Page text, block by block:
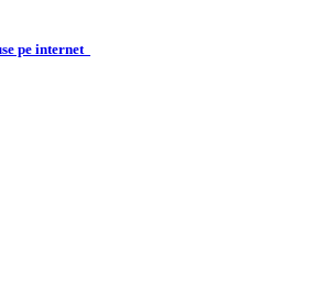
pe internet